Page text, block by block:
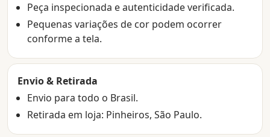
Peça inspecionada e autenticidade verificada.
Pequenas variações de cor podem ocorrer
conforme a tela.
Envio & Retirada
Envio para todo o Brasil.
Retirada em loja: Pinheiros, São Paulo.